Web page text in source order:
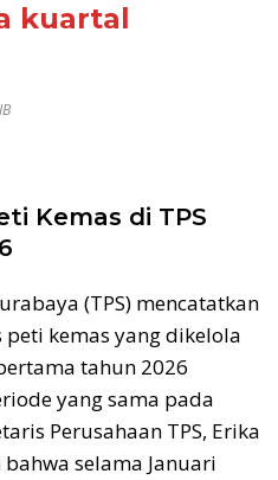
kuartal
Kemas di TPS
(TPS) mencatatkan
kemas yang dikelola
tahun 2026
yang sama pada
Perusahaan TPS, Erika
selama Januari